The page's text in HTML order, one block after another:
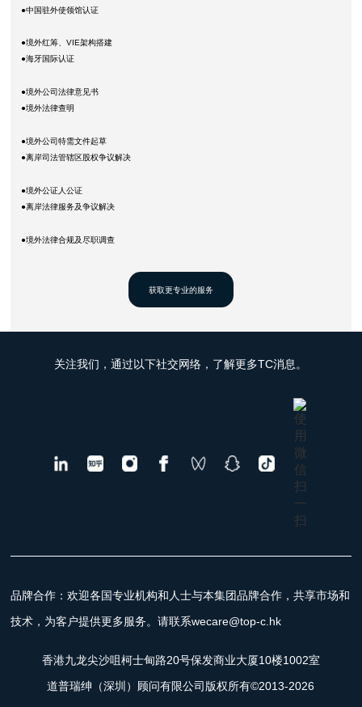
●中国驻外使领馆认证
●境外红筹、VIE架构搭建
●海牙国际认证
●境外公司法律意⻅书
●境外法律查明
●境外公司特需文件起草
●离岸司法管辖区股权争议解决
●境外公证人公证
●离岸法律服务及争议解决
●境外法律合规及尽职调查
获取更专业的服务
关注我们，通过以下社交网络，了解更多TC消息。
品牌合作：欢迎各国专业机构和人士与本集团品牌合作，共享市场和
技术，为客户提供更多服务。请联系wecare@top-c.hk
香港九龙尖沙咀柯士甸路20号保发商业大厦10楼1002室
道普瑞绅（深圳）顾问有限公司版权所有©2013-2026